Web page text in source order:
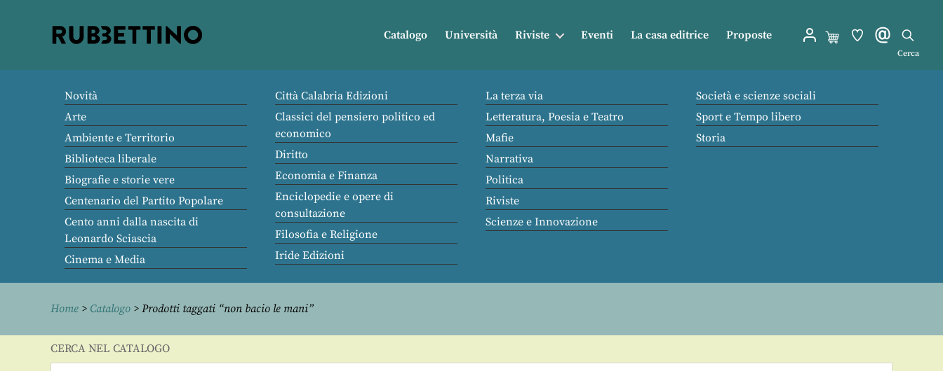
Catalogo Università Riviste Eventi La casa editrice Proposte
Cerca
Novità
Arte
Ambiente e Territorio
Biblioteca liberale
Biografie e storie vere
Centenario del Partito Popolare
Cento anni dalla nascita di
Leonardo Sciascia
Cinema e Media
Città Calabria Edizioni
Classici del pensiero politico ed
economico
Diritto
Economia e Finanza
Enciclopedie e opere di
consultazione
Filosofia e Religione
Iride Edizioni
La terza via
Letteratura, Poesia e Teatro
Mafie
Narrativa
Politica
Riviste
Scienze e Innovazione
Società e scienze sociali
Sport e Tempo libero
Storia
Home > Catalogo > Prodotti taggati “non bacio le mani”
CERCA NEL CATALOGO